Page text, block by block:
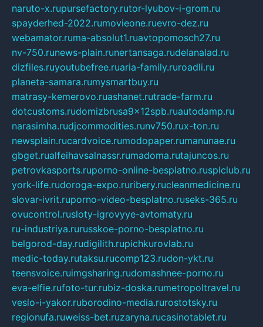
naruto-x.rupursefactory.rutor-lyubov-i-grom.ru
spayderhed-2022.rumovieone.ruevro-dez.ru
webamator.ruma-absolut1.ruavtopomosch27.ru
nv-750.runews-plain.runertansaga.rudelanalad.ru
dizfiles.ruyoutubefree.ruaria-family.ruroadli.ru
planeta-samara.rumysmartbuy.ru
matrasy-kemerovo.ruashanet.rutrade-farm.ru
dotcustoms.rudomizbrusa9x12spb.ruautodamp.ru
narasimha.rudjcommodities.runv750.rux-ton.ru
newsplain.rucardvoice.rumodopaper.rumanunae.ru
gbget.rualfeihavsalnassr.rumadoma.rutajuncos.ru
petrovkasports.ruporno-online-besplatno.rusplclub.ru
york-life.rudoroga-expo.ruribery.rucleanmedicine.ru
slovar-ivrit.ruporno-video-besplatno.ruseks-365.ru
ovucontrol.rusloty-igrovyye-avtomaty.ru
ru-industriya.rurusskoe-porno-besplatno.ru
belgorod-day.rudigilith.rupichkurovlab.ru
medic-today.rutaksu.rucomp123.rudon-ykt.ru
teensvoice.ruimgsharing.rudomashnee-porno.ru
eva-elfie.rufoto-tur.rubiz-doska.rumetropoltravel.ru
veslo-i-yakor.ruborodino-media.rurostotsky.ru
regionufa.ruweiss-bet.ruzaryna.rucasinotablet.ru